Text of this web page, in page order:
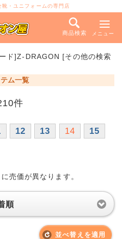
・ユニフォームの専門店
商品検索 メニュー
ド]Z-DRAGON [その他の検索
ム一覧
件
12 13 14 15
売価が異なります。
順
並べ替えを適用